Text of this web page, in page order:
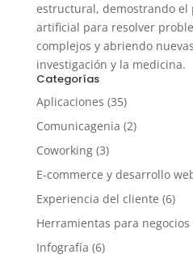
estructural, demostrando el
artificial para resolver
complejos y abriendo
investigación y la medicina.
Categorías
Aplicaciones (35)
Comunicagenia (2)
Coworking(3)
E-commerce y desarrollo
Experiencia del cliente (6)
Herramientas para negocios
Infografía (6)